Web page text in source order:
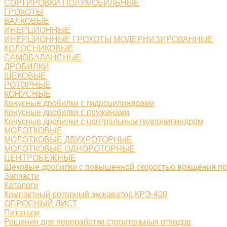
СОРТИРОВКИ ПОЛУМОБИЛЬНЫЕ
ГРОХОТЫ
ВАЛКОВЫЕ
ИНЕРЦИОННЫЕ
ИНЕРЦИОННЫЕ ГРОХОТЫ МОДЕРНИЗИРОВАННЫЕ
КОЛОСНИКОВЫЕ
САМОБАЛАНСНЫЕ
ДРОБИЛКИ
ЩЕКОВЫЕ
РОТОРНЫЕ
КОНУСНЫЕ
Конусные дробилки с гидроцилиндрами
Конусные дробилки с пружинами
Конусные дробилки с центральным гидроцилиндром
МОЛОТКОВЫЕ
МОЛОТКОВЫЕ ДВУХРОТОРНЫЕ
МОЛОТКОВЫЕ ОДНОРОТОРНЫЕ
ЦЕНТРОБЕЖНЫЕ
Щековые дробилки с повышенной скоростью вращения
Запчасти
Каталоги
Компактный роторный экскаватор КРЭ-400
ОПРОСНЫЙ ЛИСТ
Питатели
Решения для переработки строительных отходов